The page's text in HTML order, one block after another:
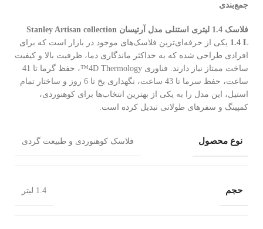
جمع‌بندی
فلاسک 1.4 لیتری استنلی مدل آرتیسان Stanley Artisan collection
1.4 L یکی از حرفه‌ای‌ترین فلاسک‌های موجود در بازار است که برای
افرادی طراحی شده که به حداکثر ماندگاری دما، ظرفیت بالا و کیفیت
ساخت ممتاز نیاز دارند. فناوری 4D Thermology™، حفظ گرما تا 41
ساعت، حفظ سرما تا 43 ساعت، نگهداری یخ تا 6 روز و ساختار تمام
استیل، این مدل را به یکی از بهترین انتخاب‌ها برای کوهنوردی،
کمپینگ و سفرهای طولانی تبدیل کرده است.
نوع محصول فلاسک کوهنوردی و طبیعت گردی
حجم 1.4 لیتر